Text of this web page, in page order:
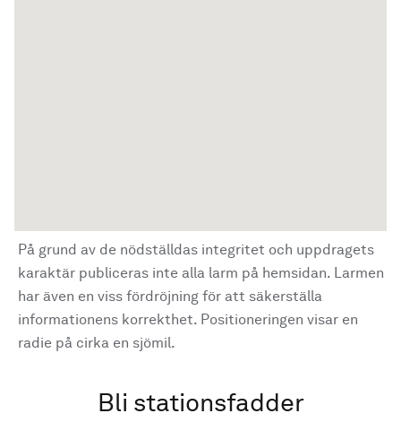
På grund av de nödställdas integritet och uppdragets
karaktär publiceras inte alla larm på hemsidan. Larmen
har även en viss fördröjning för att säkerställa
informationens korrekthet. Positioneringen visar en
radie på cirka en sjömil.
Bli stationsfadder